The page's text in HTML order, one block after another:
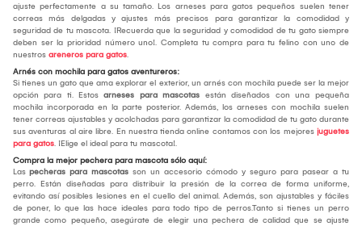
ajuste perfectamente a su tamaño. Los arneses para gatos pequeños suelen tener
correas más delgadas y ajustes más precisos para garantizar la comodidad y
seguridad de tu mascota. ¡Recuerda que la seguridad y comodidad de tu gato siempre
deben ser la prioridad número uno!. Completa tu compra para tu felino con uno de
nuestros areneros para gatos.
Arnés con mochila para gatos aventureros:
Si tienes un gato que ama explorar el exterior, un arnés con mochila puede ser la mejor
opción para ti. Estos arneses para mascotas están diseñados con una pequeña
mochila incorporada en la parte posterior. Además, los arneses con mochila suelen
tener correas ajustables y acolchadas para garantizar la comodidad de tu gato durante
sus aventuras al aire libre. En nuestra tienda online contamos con los mejores juguetes
para gatos. ¡Elige el ideal para tu mascota!.
Compra la mejor pechera para mascota sólo aquí:
Las pecheras para mascotas son un accesorio cómodo y seguro para pasear a tu
perro. Están diseñadas para distribuir la presión de la correa de forma uniforme,
evitando así posibles lesiones en el cuello del animal. Además, son ajustables y fáciles
de poner, lo que las hace ideales para todo tipo de perros.Tanto si tienes un perro
grande como pequeño, asegúrate de elegir una pechera de calidad que se ajuste